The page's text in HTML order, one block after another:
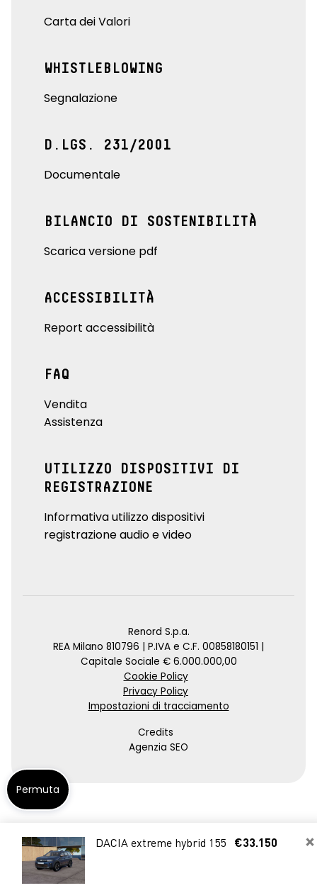
×
DACIA extreme hybrid 155 €33.150
Carta dei Valori
WHISTLEBLOWING
Segnalazione
D.LGS. 231/2001
Documentale
BILANCIO DI SOSTENIBILITÀ
Scarica versione pdf
ACCESSIBILITÀ
Report accessibilità
FAQ
Vendita
Assistenza
UTILIZZO DISPOSITIVI DI
REGISTRAZIONE
Informativa utilizzo dispositivi
registrazione audio e video
Renord S.p.a.
REA Milano 810796 | P.IVA e C.F. 00858180151 |
Capitale Sociale € 6.000.000,00
Cookie Policy
Privacy Policy
Impostazioni di tracciamento
Credits
Agenzia SEO
Permuta